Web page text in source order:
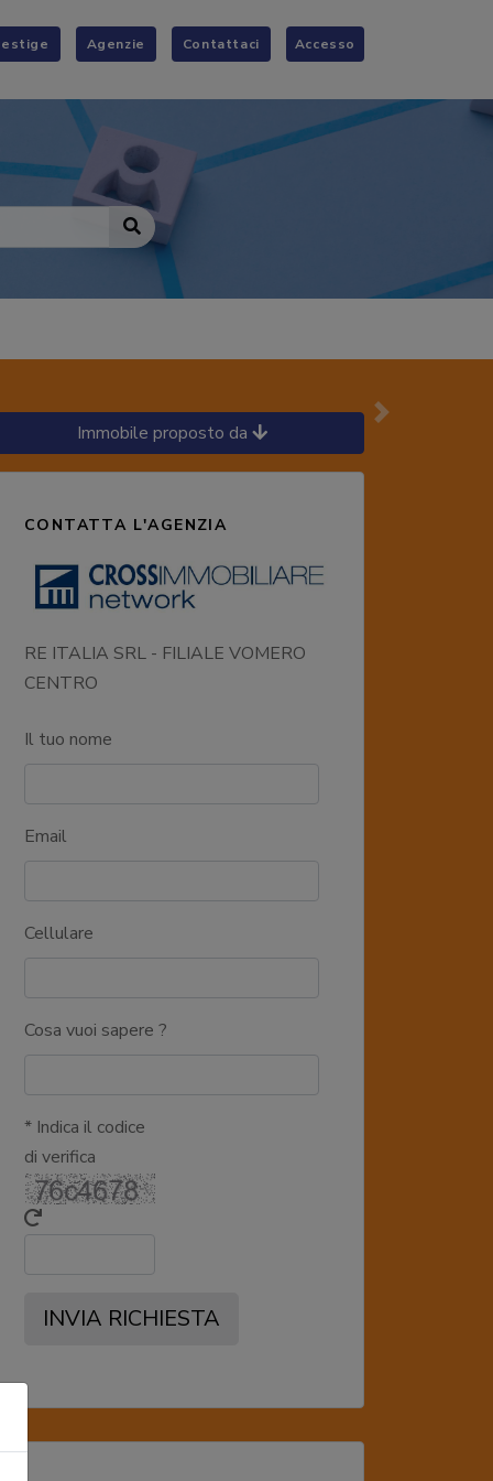
Agenzie Contattaci Accesso
Successivo
Immobile proposto da
CONTATTA L'AGENZIA
RE ITALIA SRL - FILIALE VOMERO
CENTRO
Il tuo nome
Email
Cellulare
Cosa vuoi sapere ?
* Indica il codice
di verifica
INVIA RICHIESTA